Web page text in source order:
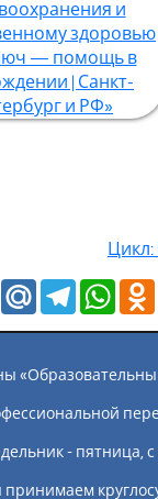
и
здоровью
— помощь в
| Санкт-
и РФ»
VK Mail.RuTelegram
- пятница, с